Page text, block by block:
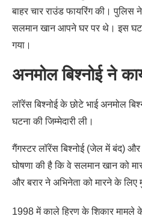
बाहर चार राउंड फायरिंग की। पुलिस
सलमान खान आपने घर पर थे। इस
गया।
अनमोल बिश्नोई ने
लॉरेंस बिश्नोई के छोटे भाई अनमोल
घटना की जिम्मेदारी ली।
गैंगस्टर लॉरेंस बिश्नोई (जेल में बंद) और
घोषणा की है कि वे सलमान खान को
और बरार ने अभिनेता को मारने के
1998 में काले हिरण के शिकार